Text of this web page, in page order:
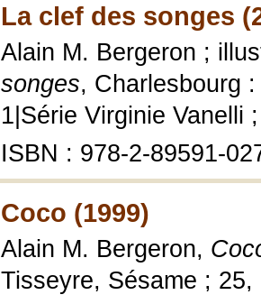
La clef des songes
Alain M. Bergeron ;
songes, Charlesbourg
1|Série Virginie Vanelli
ISBN : 978-2-89591-
Coco (1999)
Alain M. Bergeron,
Tisseyre, Sésame ;